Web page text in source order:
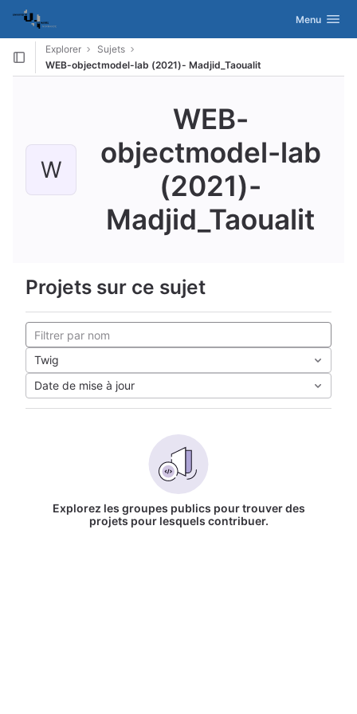
Skip to content
GitLab Activer/
Menu
Explorer
Sujets
WEB-objectmodel-lab (2021)- Madjid_Taoualit
W
WEB-
objectmodel-lab
(2021)-
Madjid_Taoualit
Projets sur ce sujet
Twig
Date de mise à jour
Explorez les groupes publics pour trouver des
projets pour lesquels contribuer.